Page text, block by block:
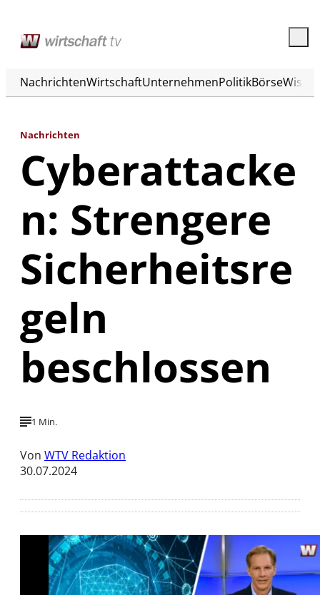
NachrichtenWirtschaftUnternehmenPolitikBörse
Nachrichten
Cyberattacke
n: Strengere
Sicherheitsre
geln
beschlossen
1 Min.
Von WTV Redaktion
30.07.2024
Mit der Wiedergabe dieses Videos werden